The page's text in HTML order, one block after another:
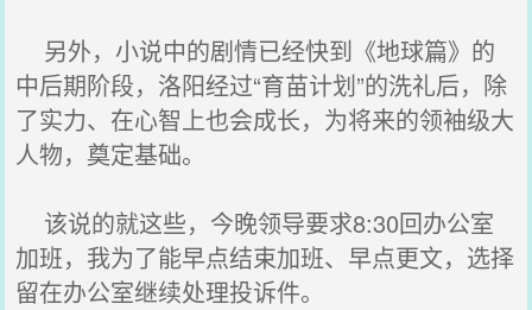
另外，小说中的剧情已经快到《地球篇》的
中后期阶段，洛阳经过“育苗计划”的洗礼后，除
了实力、在心智上也会成长，为将来的领袖级大
人物，奠定基础。
该说的就这些，今晚领导要求8:30回办公室
加班，我为了能早点结束加班、早点更文，选择
留在办公室继续处理投诉件。